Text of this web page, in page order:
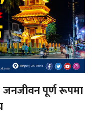
जनजीवन पूर्ण रूपमा